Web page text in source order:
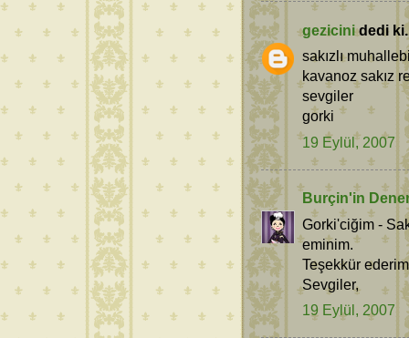
gezicinidedi
sakızlı
kavanoz sakız
sevgiler
gorki
19 Eylül, 2007
Burçin'in
Gorki'ciğim -
eminim.
Teşekkür
Sevgiler,
19 Eylül, 2007